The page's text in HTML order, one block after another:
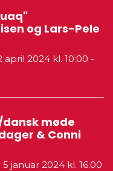
og Lars-Pele
april 2024 kl. 10:00 -
møde
& Conni
5 januar 2024 kl. 16.00